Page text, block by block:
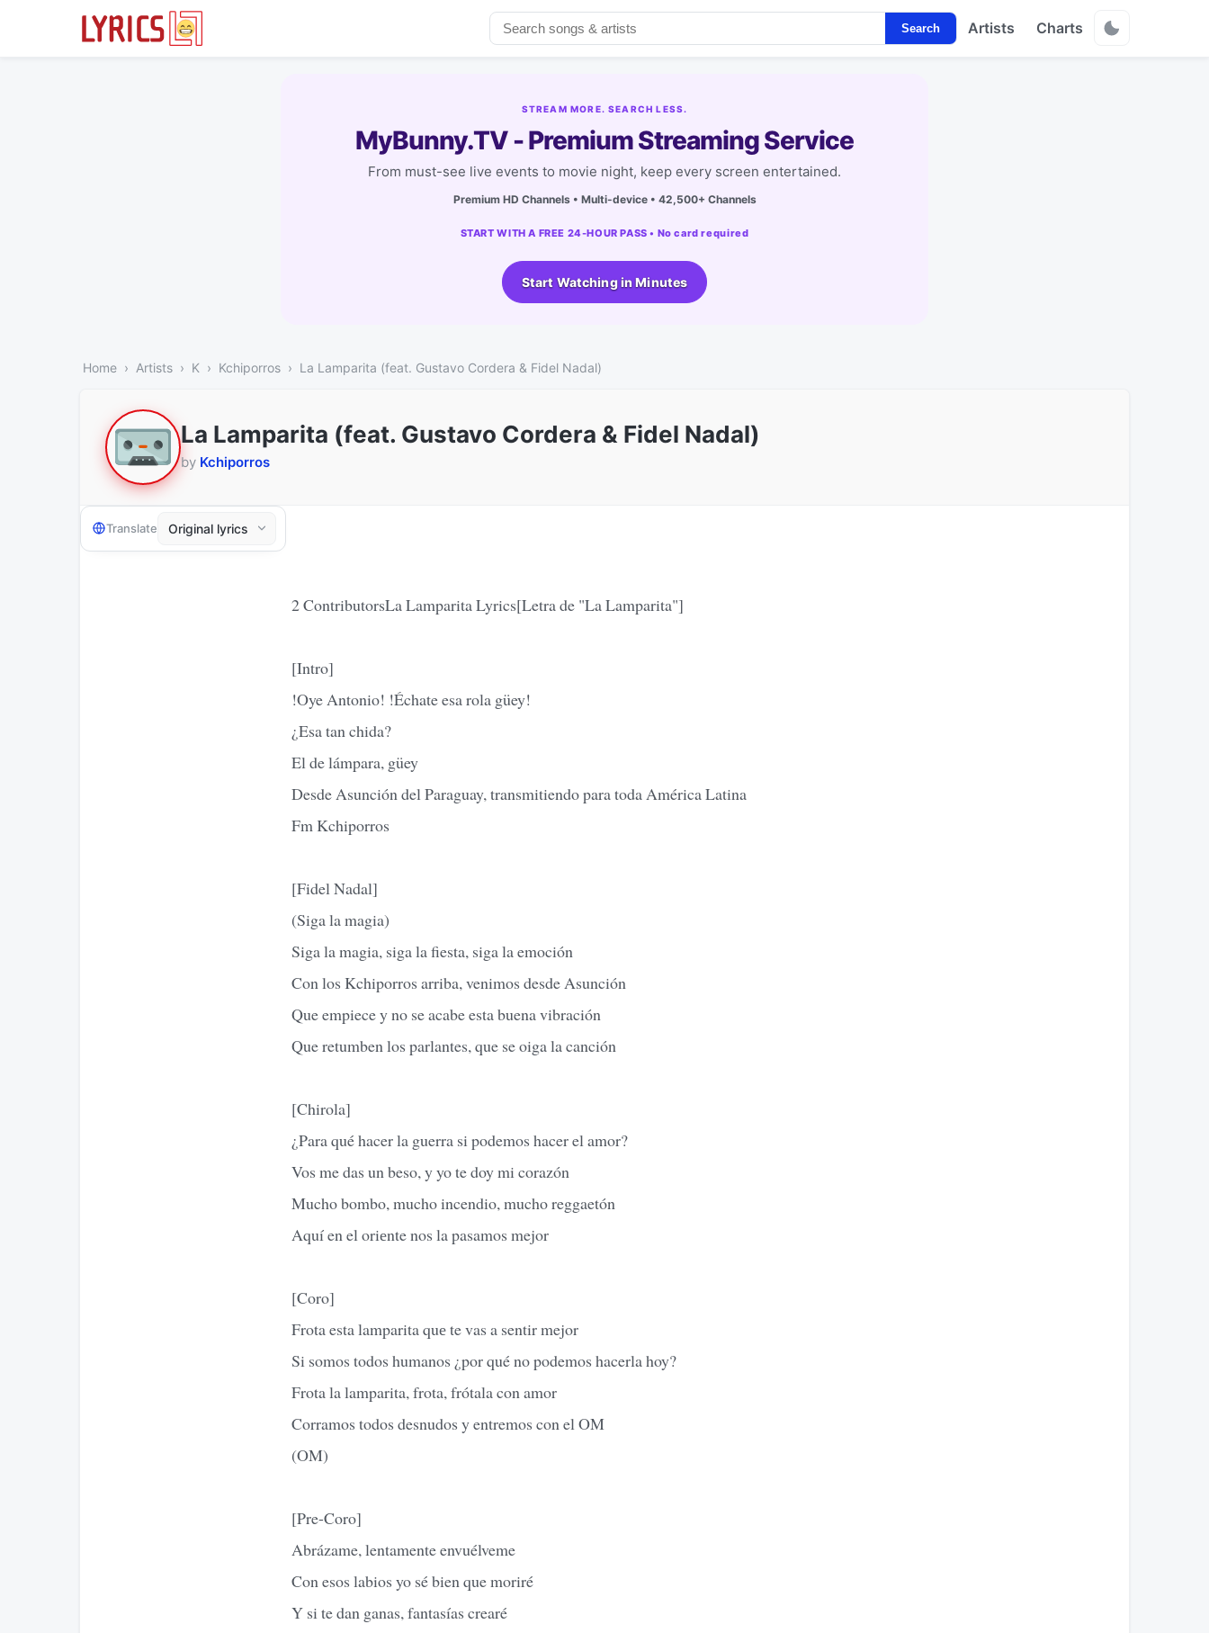
Search Artists Charts
STREAM MORE. SEARCH LESS.
MyBunny.TV - Premium Streaming Service
From must-see live events to movie night, keep every screen entertained.
Premium HD Channels • Multi-device • 42,500+ Channels
START WITH A FREE 24-HOUR PASS • No card required
Start Watching in Minutes
Home Artists K Kchiporros La Lamparita (feat. Gustavo Cordera & Fidel Nadal)
La Lamparita (feat. Gustavo Cordera & Fidel Nadal)
by Kchiporros
Translate
2 ContributorsLa Lamparita Lyrics[Letra de "La Lamparita"]
[Intro]
!Oye Antonio! !Échate esa rola güey!
¿Esa tan chida?
El de lámpara, güey
Desde Asunción del Paraguay, transmitiendo para toda América Latina
Fm Kchiporros
[Fidel Nadal]
(Siga la magia)
Siga la magia, siga la fiesta, siga la emoción
Con los Kchiporros arriba, venimos desde Asunción
Que empiece y no se acabe esta buena vibración
Que retumben los parlantes, que se oiga la canción
[Chirola]
¿Para qué hacer la guerra si podemos hacer el amor?
Vos me das un beso, y yo te doy mi corazón
Mucho bombo, mucho incendio, mucho reggaetón
Aquí en el oriеnte nos la pasamos mejor
[Coro]
Frota esta lamparita quе te vas a sentir mejor
Si somos todos humanos ¿por qué no podemos hacerla hoy?
Frota la lamparita, frota, frótala con amor
Corramos todos desnudos y entremos con el OM
(OM)
[Pre-Coro]
Abrázame, lentamente envuélveme
Con esos labios yo sé bien que moriré
Y si te dan ganas, fantasías crearé